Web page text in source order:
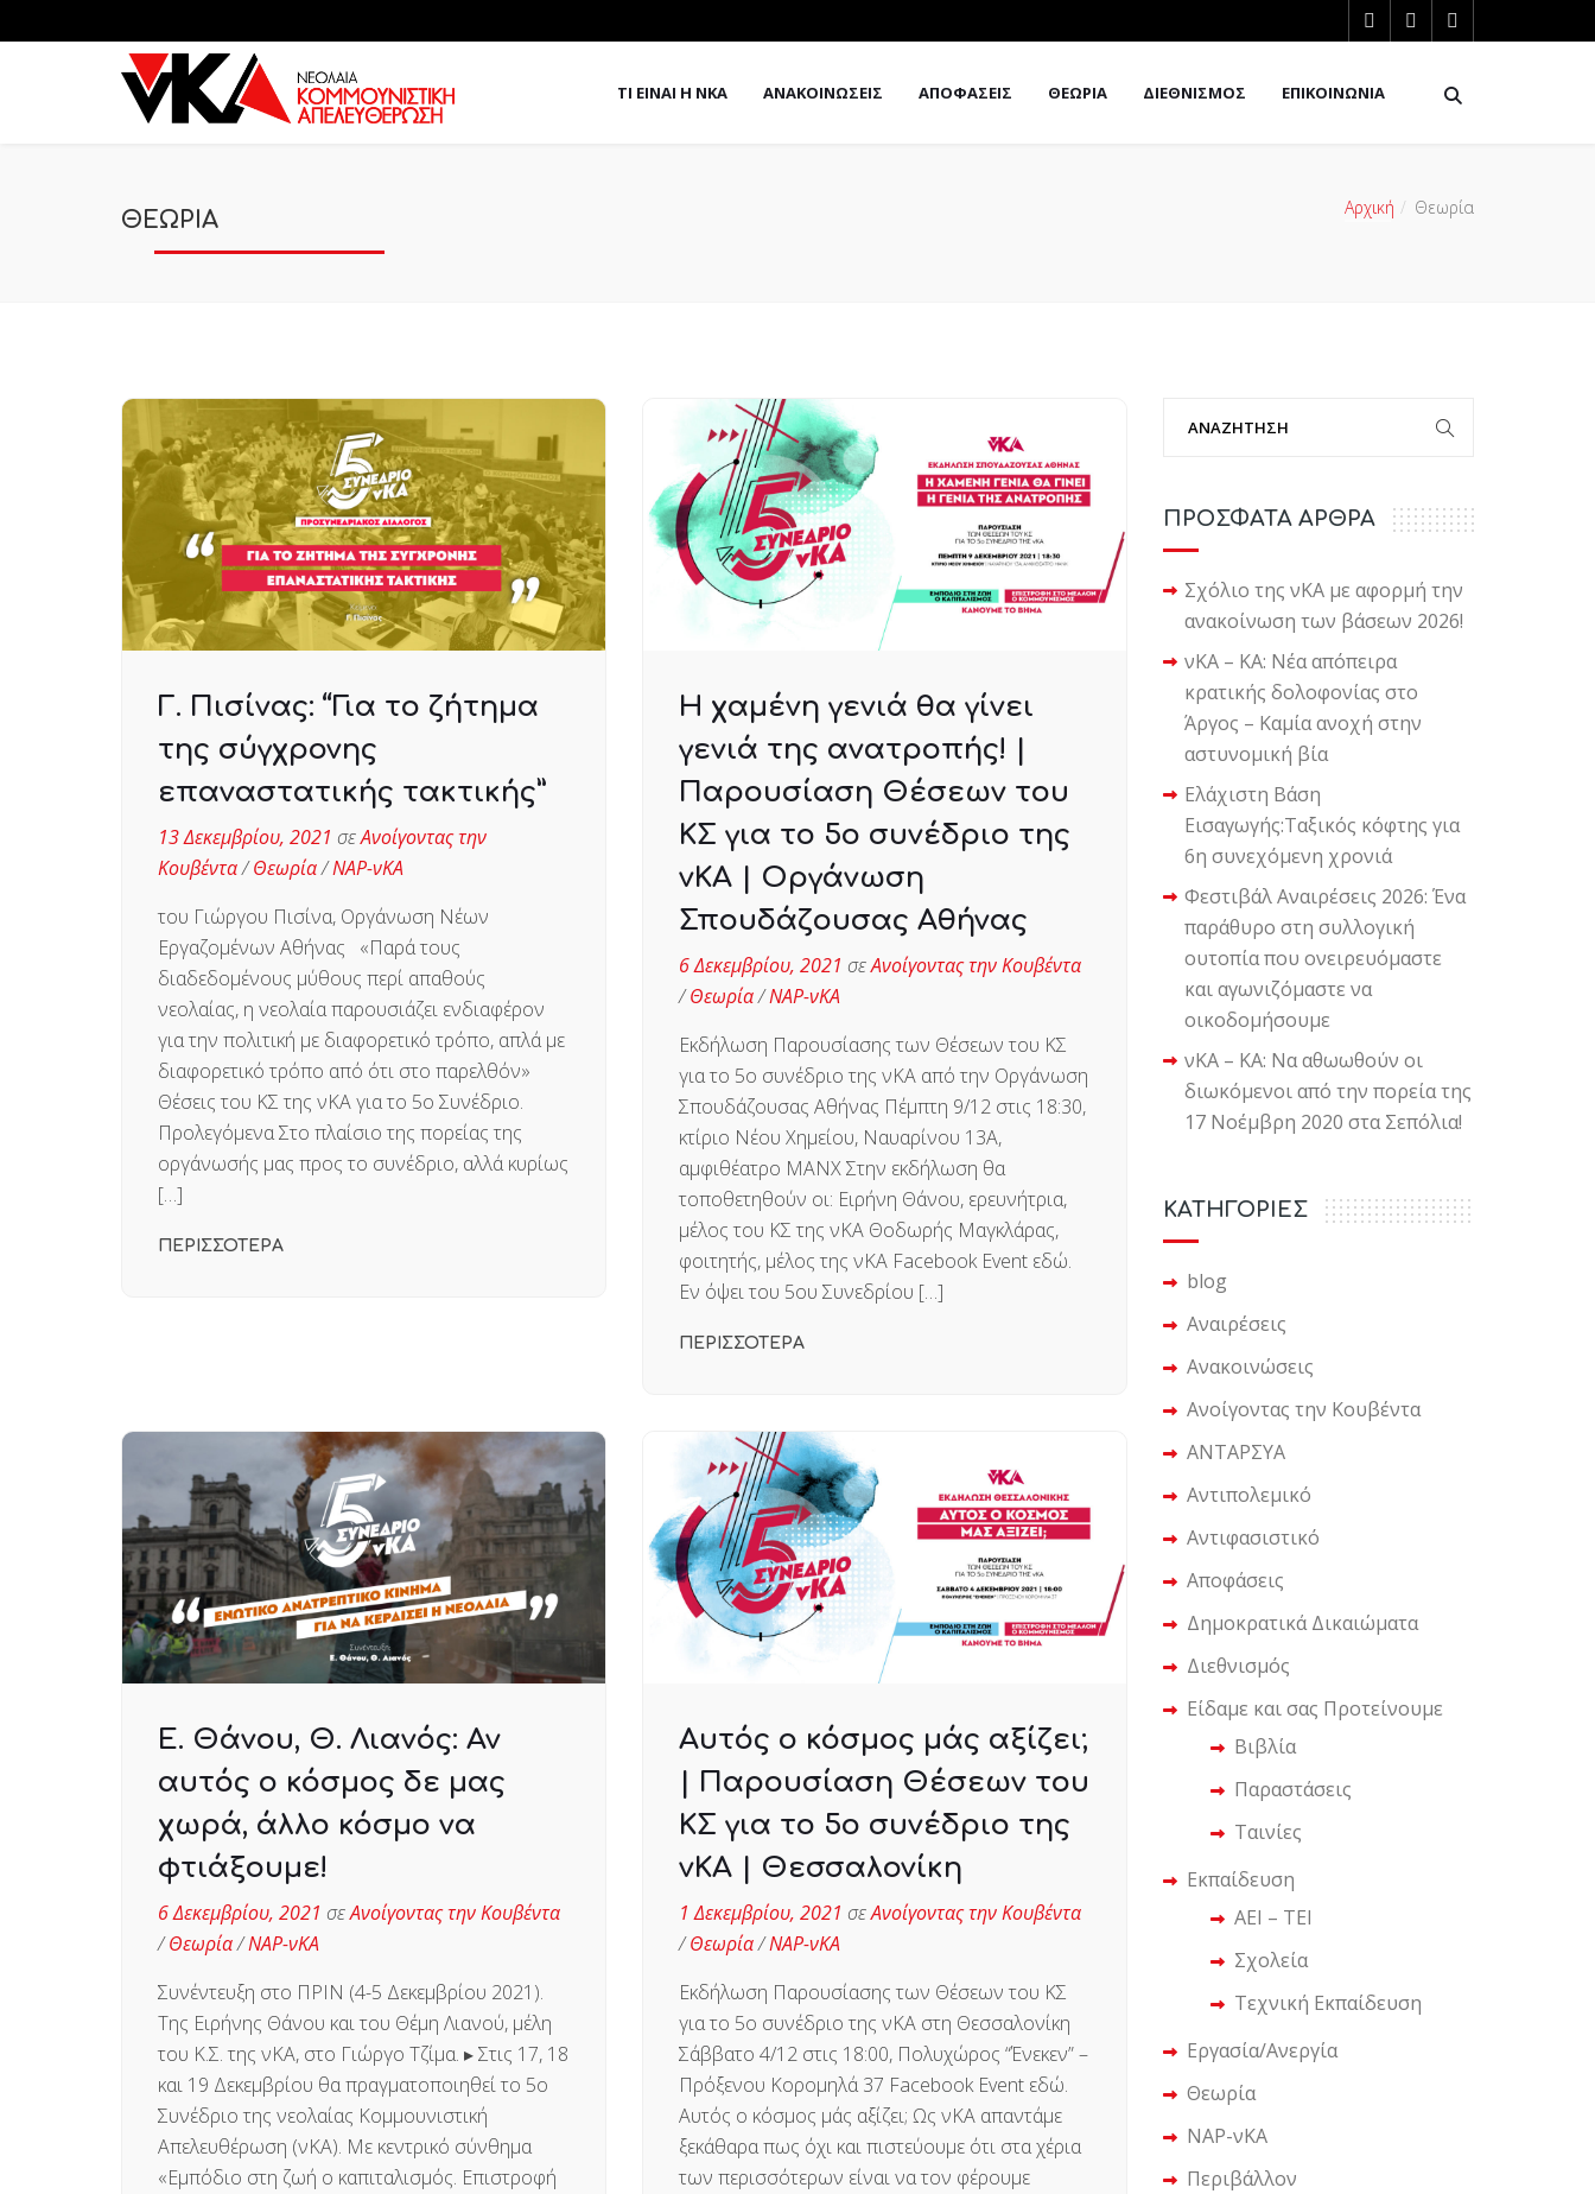
ΤΙ ΕΙΝΑΙ Η ΝΚΑ ΑΝΑΚΟΙΝΩΣΕΙΣ ΑΠΟΦΑΣΕΙΣ ΘΕΩΡΙΑ ΔΙΕΘΝΙΣΜΟΣ ΕΠΙΚΟΙΝΩΝΙΑ
ΘΕΩΡΙΑ Αρχική Θεωρία
Γ. Πισίνας: “Για το ζήτημα
της σύγχρονης
επαναστατικής τακτικής”
13 Δεκεμβρίου, 2021 σεΑνοίγοντας την
Κουβέντα/Θεωρία/ΝΑΡ-νΚΑ
του Γιώργου Πισίνα, Οργάνωση Νέων
Εργαζομένων Αθήνας «Παρά τους
διαδεδομένους μύθους περί απαθούς
νεολαίας, η νεολαία παρουσιάζει ενδιαφέρον
για την πολιτική με διαφορετικό τρόπο, απλά με
διαφορετικό τρόπο από ότι στο παρελθόν»
Θέσεις του ΚΣ της νΚΑ για το 5ο Συνέδριο.
Προλεγόμενα Στο πλαίσιο της πορείας της
οργάνωσής μας προς το συνέδριο, αλλά κυρίως
[…]
ΠΕΡΙΣΣΟΤΕΡΑ
Η χαμένη γενιά θα γίνει
γενιά της ανατροπής! |
Παρουσίαση Θέσεων του
ΚΣ για το 5ο συνέδριο της
νΚΑ | Οργάνωση
Σπουδάζουσας Αθήνας
6 Δεκεμβρίου, 2021 σεΑνοίγοντας την Κουβέντα
/Θεωρία/ΝΑΡ-νΚΑ
Εκδήλωση Παρουσίασης των Θέσεων του ΚΣ
για το 5ο συνέδριο της νΚΑ από την Οργάνωση
Σπουδάζουσας Αθήνας Πέμπτη 9/12 στις 18:30,
κτίριο Νέου Χημείου, Ναυαρίνου 13Α,
αμφιθέατρο ΜΑΝΧ Στην εκδήλωση θα
τοποθετηθούν οι: Ειρήνη Θάνου, ερευνήτρια,
μέλος του ΚΣ της νΚΑ Θοδωρής Μαγκλάρας,
φοιτητής, μέλος της νΚΑ Facebook Event εδώ.
Εν όψει του 5ου Συνεδρίου […]
ΠΕΡΙΣΣΟΤΕΡΑ
Ε. Θάνου, Θ. Λιανός: Αν
αυτός ο κόσμος δε μας
χωρά, άλλο κόσμο να
φτιάξουμε!
6 Δεκεμβρίου, 2021 σεΑνοίγοντας την Κουβέντα
/Θεωρία/ΝΑΡ-νΚΑ
Συνέντευξη στο ΠΡΙΝ (4-5 Δεκεμβρίου 2021).
Της Ειρήνης Θάνου και του Θέμη Λιανού, μέλη
του Κ.Σ. της νΚΑ, στο Γιώργο Τζίμα. ▸ Στις 17, 18
και 19 Δεκεμβρίου θα πραγματοποιηθεί το 5ο
Συνέδριο της νεολαίας Κομμουνιστική
Απελευθέρωση (νΚΑ). Με κεντρικό σύνθημα
«Εμπόδιο στη ζωή ο καπιταλισμός. Επιστροφή
Αυτός ο κόσμος μάς αξίζει;
| Παρουσίαση Θέσεων του
ΚΣ για το 5ο συνέδριο της
νΚΑ | Θεσσαλονίκη
1 Δεκεμβρίου, 2021 σεΑνοίγοντας την Κουβέντα
/Θεωρία/ΝΑΡ-νΚΑ
Εκδήλωση Παρουσίασης των Θέσεων του ΚΣ
για το 5ο συνέδριο της νΚΑ στη Θεσσαλονίκη
Σάββατο 4/12 στις 18:00, Πολυχώρος “Ένεκεν” –
Πρόξενου Κορομηλά 37 Facebook Event εδώ.
Αυτός ο κόσμος μάς αξίζει; Ως νΚΑ απαντάμε
ξεκάθαρα πως όχι και πιστεύουμε ότι στα χέρια
των περισσότερων είναι να τον φέρουμε
ΠΡΟΣΦΑΤΑ ΑΡΘΡΑ
Σχόλιο της νΚΑ με αφορμή την
ανακοίνωση των βάσεων 2026!
νΚΑ – ΚΑ: Νέα απόπειρα
κρατικής δολοφονίας στο
Άργος – Καμία ανοχή στην
αστυνομική βία
Ελάχιστη Βάση
Εισαγωγής:Ταξικός κόφτης για
6η συνεχόμενη χρονιά
Φεστιβάλ Αναιρέσεις 2026: Ένα
παράθυρο στη συλλογική
ουτοπία που ονειρευόμαστε
και αγωνιζόμαστε να
οικοδομήσουμε
νΚΑ – ΚΑ: Να αθωωθούν οι
διωκόμενοι από την πορεία της
17 Νοέμβρη 2020 στα Σεπόλια!
KΑΤΗΓΟΡΙΕΣ
blog
Αναιρέσεις
Ανακοινώσεις
Ανοίγοντας την Κουβέντα
ΑΝΤΑΡΣΥΑ
Αντιπολεμικό
Αντιφασιστικό
Αποφάσεις
Δημοκρατικά Δικαιώματα
Διεθνισμός
Είδαμε και σας Προτείνουμε
Βιβλία
Παραστάσεις
Ταινίες
Εκπαίδευση
ΑΕΙ – ΤΕΙ
Σχολεία
Τεχνική Εκπαίδευση
Εργασία/Ανεργία
Θεωρία
ΝΑΡ-νΚΑ
Περιβάλλον